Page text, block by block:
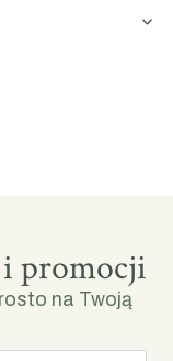
promocji
na Twoją